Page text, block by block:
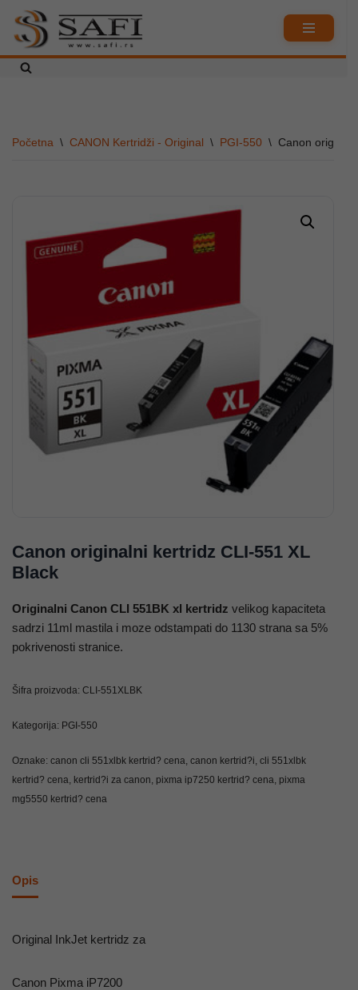
Skoči
na
Početna \ CANON Kertridži - Original \ PGI-550 \ Canon
Canon originalni kertridz CLI-551 XL
Black
Originalni Canon CLI 551BK xl kertridz velikog kapaciteta
sadrzi 11ml mastila i moze odstampati do 1130 strana sa 5%
pokrivenosti stranice.
Šifra proizvoda: CLI-551XLBK
Kategorija: PGI-550
Oznake: canon cli 551xlbk kertrid? cena, canon kertrid?i, cli 551xlbk
kertrid? cena, kertrid?i za canon, pixma ip7250 kertrid? cena, pixma
mg5550 kertrid? cena
Opis
Original InkJet kertridz za
Canon Pixma iP7200